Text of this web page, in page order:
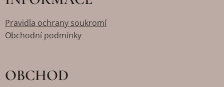
Pravidla ochrany soukromí
Obchodní podmínky
OBCHOD